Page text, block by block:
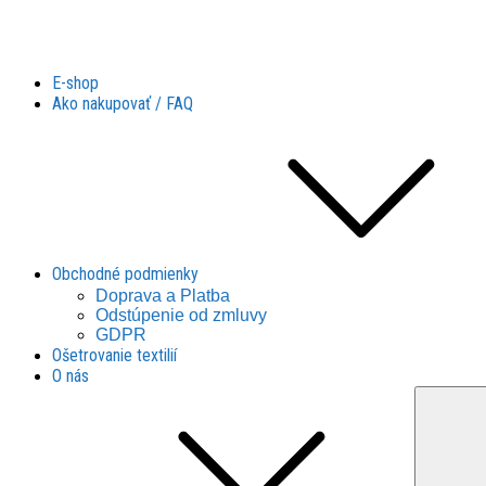
Látky Husár
Látky Husár
E-shop
Ako nakupovať / FAQ
Obchodné podmienky
Doprava a Platba
Odstúpenie od zmluvy
GDPR
Ošetrovanie textilií
O nás